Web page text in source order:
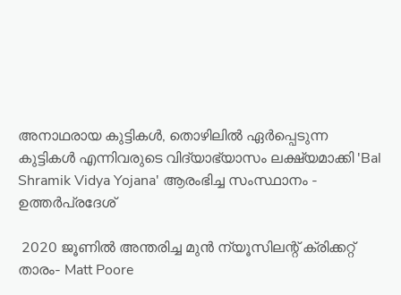
അനാഥരായ കുട്ടികൾ, തൊഴിലിൽ ഏർപ്പെടുന്ന
കുട്ടികൾ എന്നിവരുടെ വിദ്യാഭ്യാസം ലക്ഷ്യമാക്കി 'Bal
Shramik Vidya Yojana' ആരംഭിച്ച സംസ്ഥാനം -
ഉത്തർപ്രദേശ്
2020 ജൂണിൽ അന്തരിച്ച മുൻ ന്യൂസിലന്റ് ക്രിക്കറ്റ്
താരം- Matt Poore